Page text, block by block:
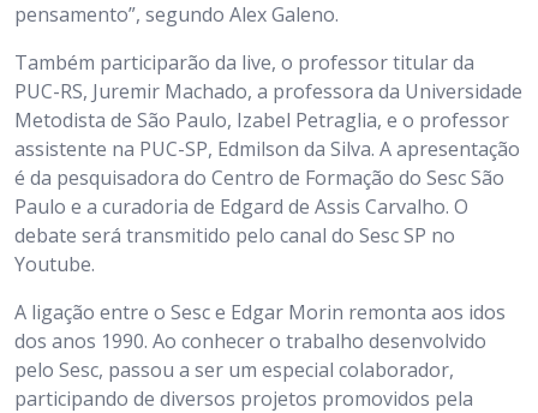
pensamento”, segundo Alex Galeno.
Também participarão da live, o professor titular da
PUC-RS, Juremir Machado, a professora da Universidade
Metodista de São Paulo, Izabel Petraglia, e o professor
assistente na PUC-SP, Edmilson da Silva. A apresentação
é da pesquisadora do Centro de Formação do Sesc São
Paulo e a curadoria de Edgard de Assis Carvalho. O
debate será transmitido pelo canal do Sesc SP no
Youtube.
A ligação entre o Sesc e Edgar Morin remonta aos idos
dos anos 1990. Ao conhecer o trabalho desenvolvido
pelo Sesc, passou a ser um especial colaborador,
participando de diversos projetos promovidos pela